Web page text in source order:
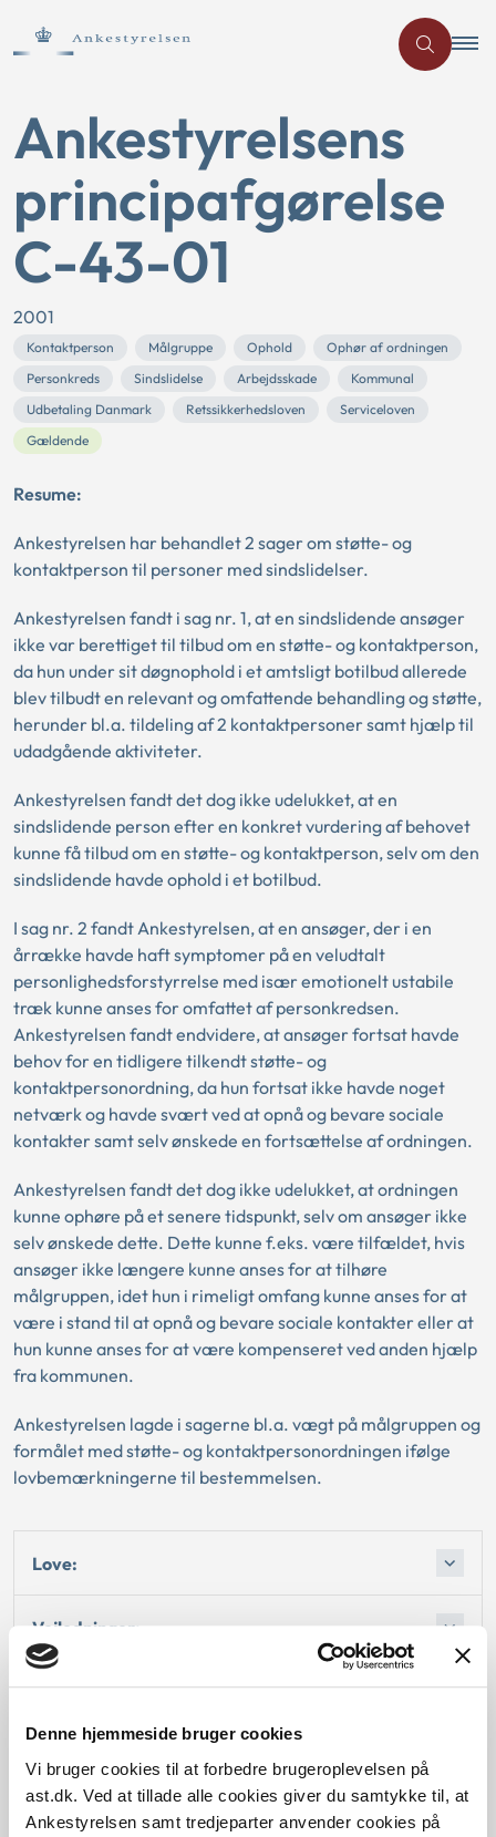
Denne hjemmeside bruger cookies
Vi bruger cookies til at forbedre brugeroplevelsen på
ast.dk. Ved at tillade alle cookies giver du samtykke til, at
Ankestyrelsen samt tredjeparter anvender cookies på
Ankestyrelsens
principafgørelse
C-43-01
2001
Kontaktperson Målgruppe Ophold
Ophør af ordningen
Personkreds
Sindslidelse Arbejdsskade
Kommunal
Udbetaling Danmark
Retssikkerhedsloven
Serviceloven
Gældende
Resume:
Ankestyrelsen har behandlet 2 sager om støtte- og
kontaktperson til personer med sindslidelser.
Ankestyrelsen fandt i sag nr. 1, at en sindslidende ansøger
ikke var berettiget til tilbud om en støtte- og kontaktperson,
da hun under sit døgnophold i et amtsligt botilbud allerede
blev tilbudt en relevant og omfattende behandling og støtte,
herunder bl.a. tildeling af 2 kontaktpersoner samt hjælp til
udadgående aktiviteter.
Ankestyrelsen fandt det dog ikke udelukket, at en
sindslidende person efter en konkret vurdering af behovet
kunne få tilbud om en støtte- og kontaktperson, selv om den
sindslidende havde ophold i et botilbud.
I sag nr. 2 fandt Ankestyrelsen, at en ansøger, der i en
årrække havde haft symptomer på en veludtalt
personlighedsforstyrrelse med især emotionelt ustabile
træk kunne anses for omfattet af personkredsen.
Ankestyrelsen fandt endvidere, at ansøger fortsat havde
behov for en tidligere tilkendt støtte- og
kontaktpersonordning, da hun fortsat ikke havde noget
netværk og havde svært ved at opnå og bevare sociale
kontakter samt selv ønskede en fortsættelse af ordningen.
Ankestyrelsen fandt det dog ikke udelukket, at ordningen
kunne ophøre på et senere tidspunkt, selv om ansøger ikke
selv ønskede dette. Dette kunne f.eks. være tilfældet, hvis
ansøger ikke længere kunne anses for at tilhøre
målgruppen, idet hun i rimeligt omfang kunne anses for at
være i stand til at opnå og bevare sociale kontakter eller at
hun kunne anses for at være kompenseret ved anden hjælp
fra kommunen.
Ankestyrelsen lagde i sagerne bl.a. vægt på målgruppen og
formålet med støtte- og kontaktpersonordningen ifølge
lovbemærkningerne til bestemmelsen.
Love:
Vejledninger:
Afgørelse: